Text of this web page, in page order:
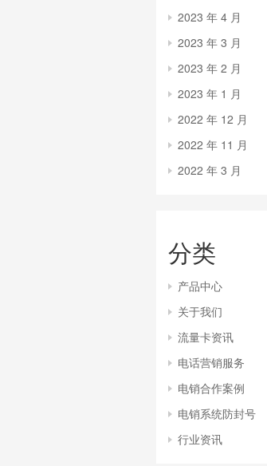
2023 年 4 月
2023 年 3 月
2023 年 2 月
2023 年 1 月
2022 年 12 月
2022 年 11 月
2022 年 3 月
分类
产品中心
关于我们
流量卡资讯
电话营销服务
电销合作案例
电销系统防封号
行业资讯